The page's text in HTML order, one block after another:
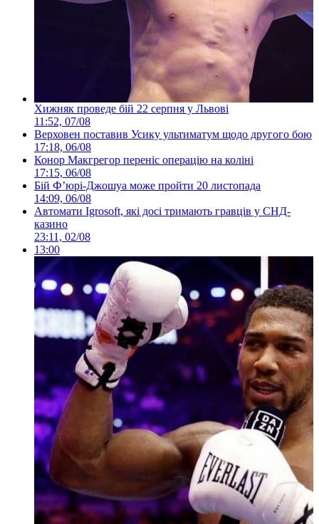
Хижняк проведе бій 22 серпня у Львові
11:52, 07/08
Верховен поставив Усику ультиматум щодо другого бою
17:18, 06/08
Конор Макгрегор переніс операцію на коліні
17:15, 06/08
Бій Ф’юрі-Джошуа може пройти 20 листопада
14:09, 06/08
Автомати Igrosoft, які досі тримають гравців у СНД-
казино
23:11, 02/08
13:00